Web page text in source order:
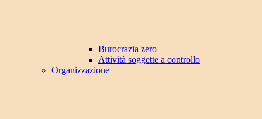
Burocrazia zero
Attività soggette a controllo
Organizzazione